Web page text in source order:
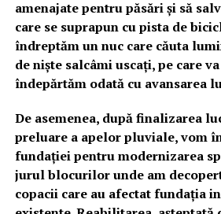
amenajate pentru păsări și să
care se suprapun cu pista de
îndreptăm un nuc care căuta
de niște salcâmi uscați, pe care
îndepărtăm odată cu avansarea
De asemenea, după finalizarea
preluare a apelor pluviale, vom
fundației pentru modernizarea
jurul blocurilor unde am
copacii care au afectat fundația